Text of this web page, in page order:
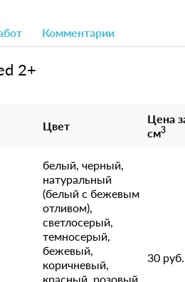
Комментарии
2+
Цвет
Цена
см3
белый, черный,
натуральный
(белый с бежевым
отливом),
светлосерый,
темносерый,
бежевый,
коричневый,
красный, розовый,
30 руб.